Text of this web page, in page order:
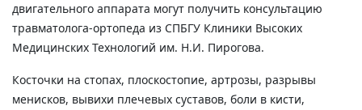
двигательного аппарата могут получить консультацию
травматолога-ортопеда из СПБГУ Клиники Высоких
Медицинских Технологий им. Н.И. Пирогова.
Косточки на стопах, плоскостопие, артрозы, разрывы
менисков, вывихи плечевых суставов, боли в кисти,